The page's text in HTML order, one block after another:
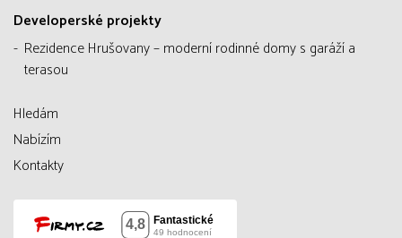
Developerské projekty
Rezidence Hrušovany – moderní rodinné domy s garáží a
terasou
Hledám
Nabízím
Kontakty